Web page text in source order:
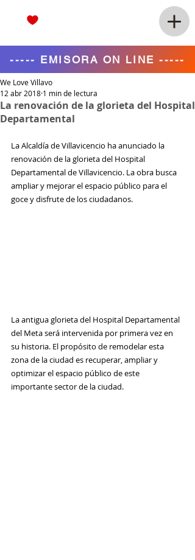
----- EMISORA ON LINE -----
La renovación de la glorieta del Hospital
Departamental
We Love Villavo
12 abr 2018 1 min de lectura
La Alcaldía de Villavicencio ha anunciado la
renovación de la glorieta del Hospital
Departamental de Villavicencio. La obra busca
ampliar y mejorar el espacio público para el
goce y disfrute de los ciudadanos.
La antigua glorieta del Hospital Departamental
del Meta será intervenida por primera vez en
su historia. El propósito de remodelar esta
zona de la ciudad es recuperar, ampliar y
optimizar el espacio público de este
importante sector de la ciudad.